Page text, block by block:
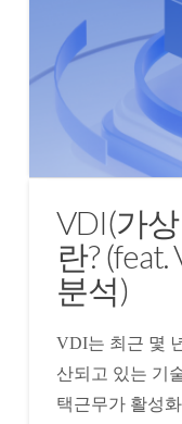
VDI(가
란? (feat.
분석)
VDI는 최근 몇
산되고 있는 기
택근무가 활성